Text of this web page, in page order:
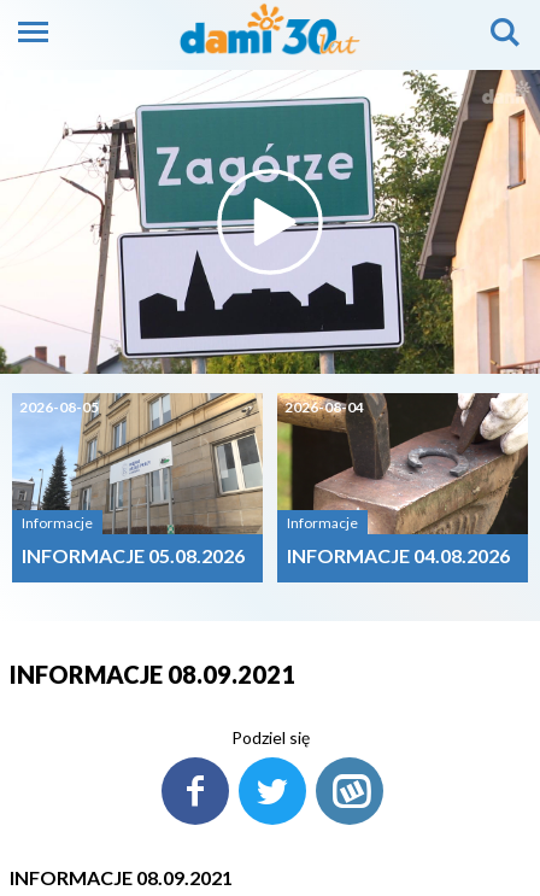
2026-08-05
Informacje
INFORMACJE 05.08.2026
2026-08-04
Informacje
INFORMACJE 04.08.2026
INFORMACJE 08.09.2021
Podziel się
INFORMACJE 08.09.2021